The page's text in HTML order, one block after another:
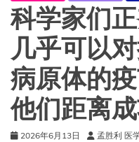
治
糖
尿
病，
试
验
结
果
显
科学家们
几乎可以
病原体的
他们距离成
2026年6月13日 孟胜利 医